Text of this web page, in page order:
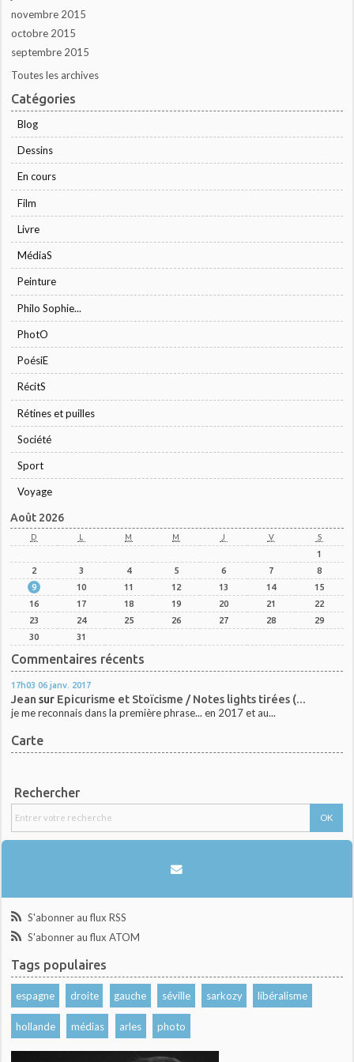
novembre 2015
octobre 2015
septembre 2015
Toutes les archives
Catégories
Blog
Dessins
En cours
Film
Livre
MédiaS
Peinture
Philo Sophie...
PhotO
PoésiE
RécitS
Rétines et puilles
Société
Sport
Voyage
Août 2026
D L M M J V S
1
2
3 4 5 6 7
8
9
10 11 12 13 14
15
16
17 18 19 20 21
22
23
24 25 26 27 28
29
30
31
Commentaires récents
17h03 06 janv. 2017
Jean sur Epicurisme et Stoïcisme / Notes lights tirées (...
je me reconnais dans la première phrase... en 2017 et au...
Carte
Rechercher
S'abonner au flux RSS
S'abonner au flux ATOM
Tags populaires
espagne droite gauche séville sarkozy libéralisme
hollande médias arles photo